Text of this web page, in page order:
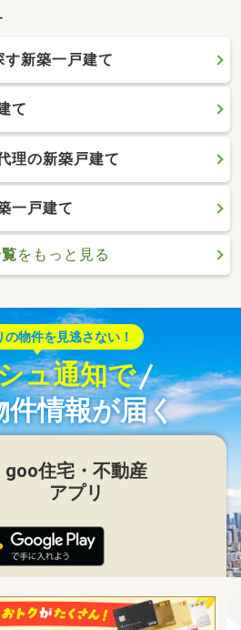
新築一戸建て
て
理の新築戸建て
一戸建て
をもっと見る
の物件を見逃さない！
ュ通知で
件情報が届く
goo住宅・不動産
アプリ